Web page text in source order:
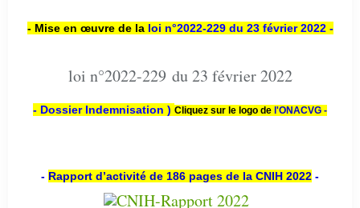
- Mise en œuvre de la loi n°2022-229 du 23 février 2022 -
loi n°2022-229 du 23 février 2022
- Dossier Indemnisation ) Cliquez sur le logo de l'ONACVG -
- Rapport d’activité de 186 pages de la CNIH 2022 -